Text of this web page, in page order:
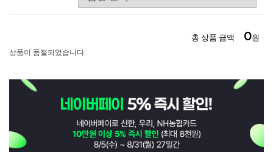
총 상품 금액 0원
상품이 품절되었습니다.